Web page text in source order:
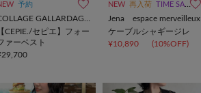
予約
【CEPIE./セピエ】フォー
ァーベスト
NEW 再入荷 TIME SALE
Jena espace merveilleux
ケーブルシャギージレ
¥10,890
(10%OFF)